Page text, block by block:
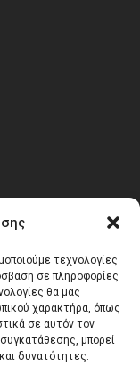
τεχνολογίες
σε πληροφορίες
θα μας
χαρακτήρα, όπως
σε αυτόν τον
μπορεί
δυνατότητες.